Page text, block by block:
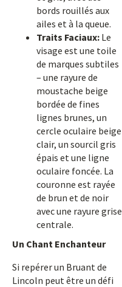
bords rouillés aux
ailes et à la queue.
Traits Faciaux: Le
visage est une toile
de marques subtiles
– une rayure de
moustache beige
bordée de fines
lignes brunes, un
cercle oculaire beige
clair, un sourcil gris
épais et une ligne
oculaire foncée. La
couronne est rayée
de brun et de noir
avec une rayure grise
centrale.
Un Chant Enchanteur
Si repérer un Bruant de
Lincoln peut être un défi